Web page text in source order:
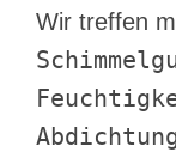
Wir treffen